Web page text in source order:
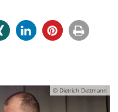
© Dietrich Dettmann